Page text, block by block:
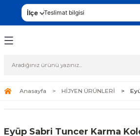
İlçe Teslimat bilgisi
Anasayfa HİJYEN ÜRÜNLERİ
Eyüp Sabri Tuncer Karma